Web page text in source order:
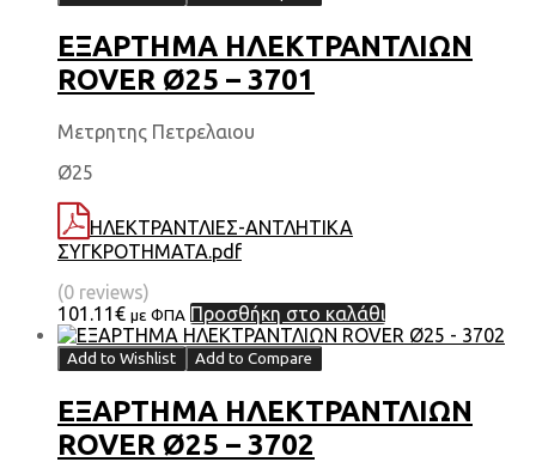
ΕΞΑΡΤΗΜΑ HΛΕΚΤΡΑΝΤΛΙΩΝ
ROVER Ø25 – 3701
Μετρητης Πετρελαιου
Ø25
ΗΛΕΚΤΡΑΝΤΛΙΕΣ-ΑΝΤΛΗΤΙΚΑ
ΣΥΓΚΡΟΤΗΜΑΤΑ.pdf
(0 reviews)
101.11€ με ΦΠΑ Προσθήκη στο καλάθι
Add to Wishlist Add to Compare
ΕΞΑΡΤΗΜΑ HΛΕΚΤΡΑΝΤΛΙΩΝ
ROVER Ø25 – 3702